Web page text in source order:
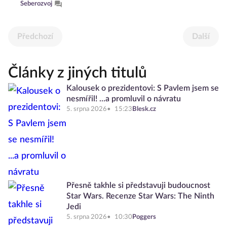
Seberozvoj
Předchozí Další
Články z jiných titulů
Kalousek o prezidentovi: S Pavlem jsem se
nesmířil! ...a promluvil o návratu
5. srpna 2026 15:23 Blesk.cz
Přesně takhle si představuji budoucnost
Star Wars. Recenze Star Wars: The Ninth
Jedi
5. srpna 2026 10:30 Poggers